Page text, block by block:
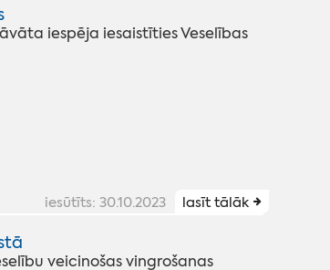
iespēja iesaistīties Veselības
iesūtīts: 30.10.2023 lasīt tālāk
veicinošas vingrošanas